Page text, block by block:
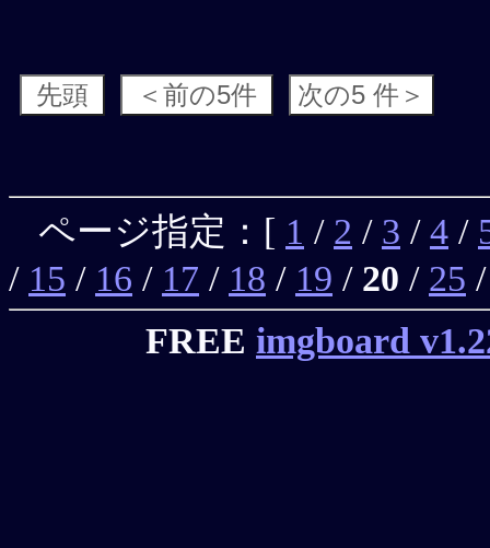
ページ指定：[ 1 / 2 / 3 / 4 /
/ 15 / 16 / 17 / 18 / 19 / 20 / 25
FREE imgboard